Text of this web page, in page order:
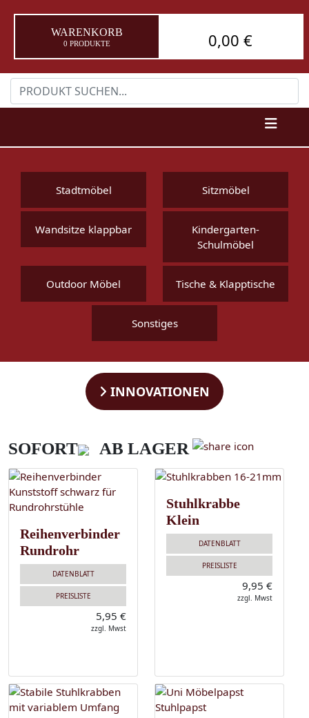
WARENKORB
0 PRODUKTE 0,00 €
Stadtmöbel Sitzmöbel
Wandsitze klappbar
Kindergarten-
Schulmöbel
Outdoor Möbel Tische & Klapptische
Sonstiges
INNOVATIONEN
SOFORT AB LAGER
Reihenverbinder
Rundrohr
DATENBLATT
PREISLISTE
5,95 €
zzgl. Mwst
Stuhlkrabbe
Klein
DATENBLATT
PREISLISTE
9,95 €
zzgl. Mwst